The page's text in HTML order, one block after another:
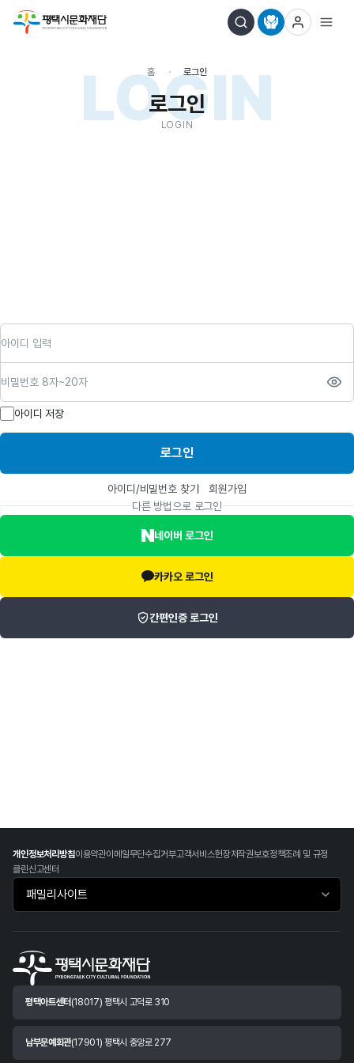
LOGIN
홈 로그인
로그인
LOGIN
아이디 저장
로그인
아이디/비밀번호 찾기
회원가입
다른 방법으로 로그인
네이버 로그인
카카오 로그인
간편인증 로그인
개인정보처리방침이용약관이메일무단수집거부고객서비스헌장저작권보호정책조례 및 규정
클린신고센터
패밀리사이트 바로가기
평택아트센터 (18017) 평택시 고덕로 310
남부문예회관(17901) 평택시 중앙로 277